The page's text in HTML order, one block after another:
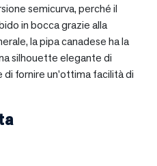
semicurva, perché il
in bocca grazie alla
la pipa canadese ha la
silhouette elegante di
fornire un’ottima facilità di